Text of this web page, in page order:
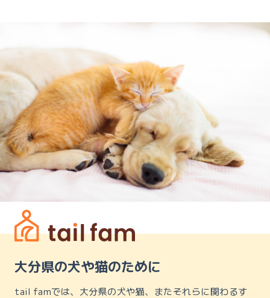
大分県の犬や猫のために
tail famでは、大分県の犬や猫、またそれらに関わるす